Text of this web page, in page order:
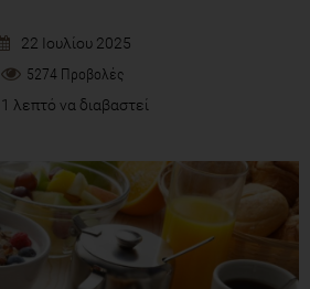
22 Ιουλίου 2025
5274 Προβολές
1 λεπτό να διαβαστεί